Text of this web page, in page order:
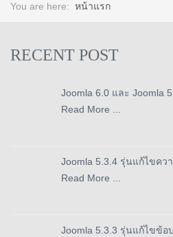
You are here: หน้าแรก
RECENT POST
Joomla 6.0 และ Joomla
Read More ...
Joomla 5.3.4 รุ่นแก้ไขค
Read More ...
Joomla 5.3.3 รุ่นแก้ไขข้อ